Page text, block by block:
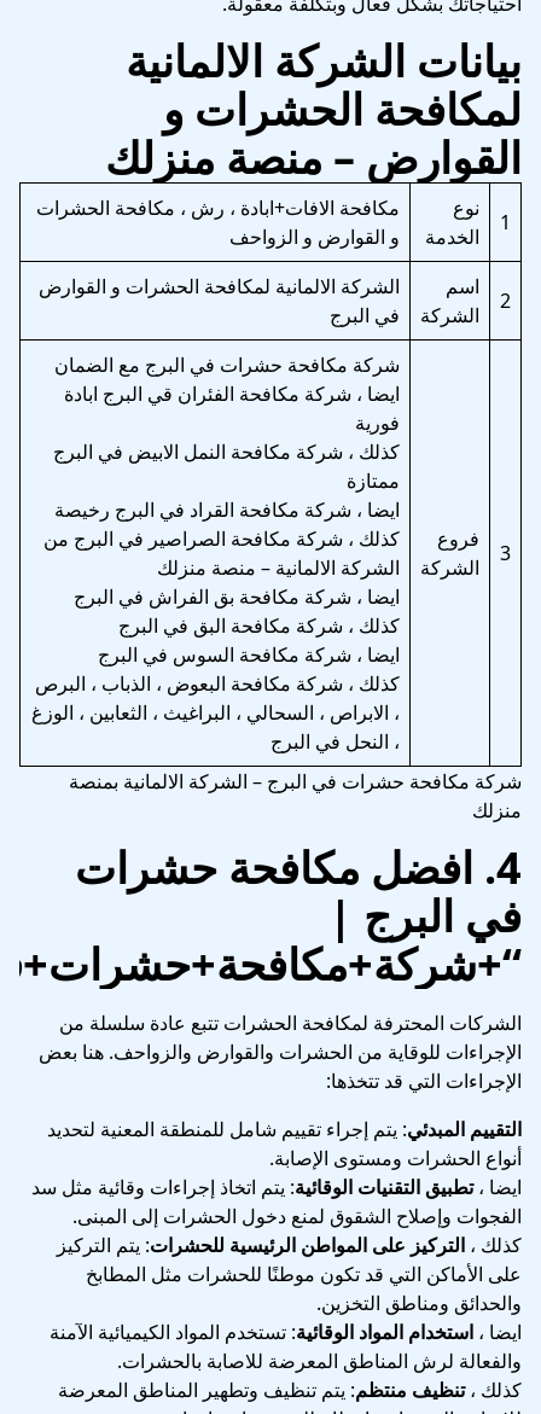
بيانات الشركة الالمانية
لمكافحة الحشرات و
القوارض – منصة منزلك
1
نوع
الخدمة
مكافحة الافات+ابادة ، رش ، مكافحة الحشرات
و القوارض و الزواحف
2
اسم
الشركة
الشركة الالمانية لمكافحة الحشرات و القوارض
في البرج
3
فروع
الشركة
شركة مكافحة حشرات في البرج مع الضمان
ايضا ، شركة مكافحة الفئران قي البرج ابادة
فورية
كذلك ، شركة مكافحة النمل الابيض في البرج
ممتازة
ايضا ، شركة مكافحة القراد في البرج رخيصة
كذلك ، شركة مكافحة الصراصير في البرج من
الشركة الالمانية – منصة منزلك
ايضا ، شركة مكافحة بق الفراش في البرج
كذلك ، شركة مكافحة البق في البرج
ايضا ، شركة مكافحة السوس في البرج
كذلك ، شركة مكافحة البعوض ، الذباب ، البرص
، الابراص ، السحالي ، البراغيث ، الثعابين ، الوزغ
، النحل في البرج
شركة مكافحة حشرات في البرج – الشركة الالمانية بمنصة
منزلك
4. افضل مكافحة حشرات
في البرج |
الشركات المحترفة لمكافحة الحشرات تتبع عادة سلسلة من
الإجراءات للوقاية من الحشرات والقوارض والزواحف. هنا بعض
الإجراءات التي قد تتخذها:
التقييم المبدئي: يتم إجراء تقييم شامل للمنطقة المعنية لتحديد
أنواع الحشرات ومستوى الإصابة.
ايضا ،تطبيق التقنيات الوقائية: يتم اتخاذ إجراءات وقائية مثل سد
الفجوات وإصلاح الشقوق لمنع دخول الحشرات إلى المبنى.
كذلك ، التركيز على المواطن الرئيسية للحشرات: يتم التركيز
على الأماكن التي قد تكون موطنًا للحشرات مثل المطابخ
والحدائق ومناطق التخزين.
ايضا ، استخدام المواد الوقائية: تستخدم المواد الكيميائية الآمنة
والفعالة لرش المناطق المعرضة للاصابة بالحشرات.
كذلك ،تنظيف منتظم: يتم تنظيف وتطهير المناطق المعرضة